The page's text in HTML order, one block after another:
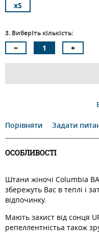
xS
3. Виберіть кількість:
Порівняти Задати
ОСОБЛИВОСТІ
Штани жіночі Columbia
збережуть Вас в теплі і
відпочинку.
Мають захист від сонця
репеллентністьа також